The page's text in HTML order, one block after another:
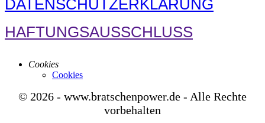
DATENSCHUTZERKLÄRUNG
HAFTUNGSAUSSCHLUSS
Cookies
Cookies
© 2026 - www.bratschenpower.de - Alle Rechte
vorbehalten